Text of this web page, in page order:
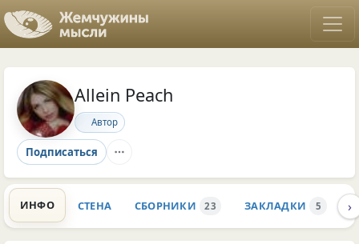
Allein Peach
Автор
Подписаться
ИНФО СТЕНА СБОРНИКИ 23 ЗАКЛАДКИ 5 ›